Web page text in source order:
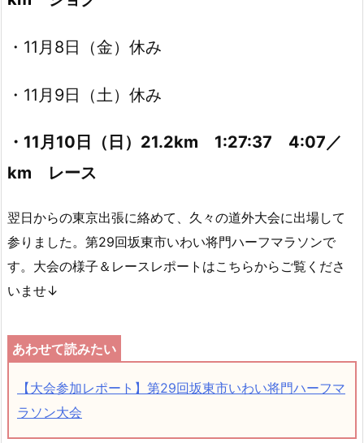
・11月8日（金）休み
・11月9日（土）休み
・11月10日（日）21.2km 1:27:37 4:07／
km レース
翌日からの東京出張に絡めて、久々の道外大会に出場して
参りました。第29回坂東市いわい将門ハーフマラソンで
す。大会の様子＆レースレポートはこちらからご覧くださ
いませ↓
【大会参加レポート】第29回坂東市いわい将門ハーフマ
ラソン大会